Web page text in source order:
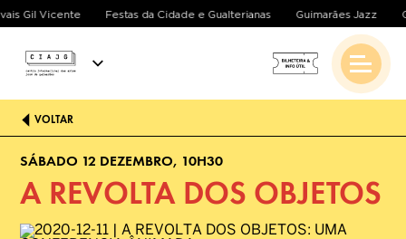
Gil Vicente Festas da Cidade e Gualterianas Guimarães Jazz
SÁBADO 12 DEZEMBRO, 10H30
A REVOLTA DOS OBJETOS
VOLTAR